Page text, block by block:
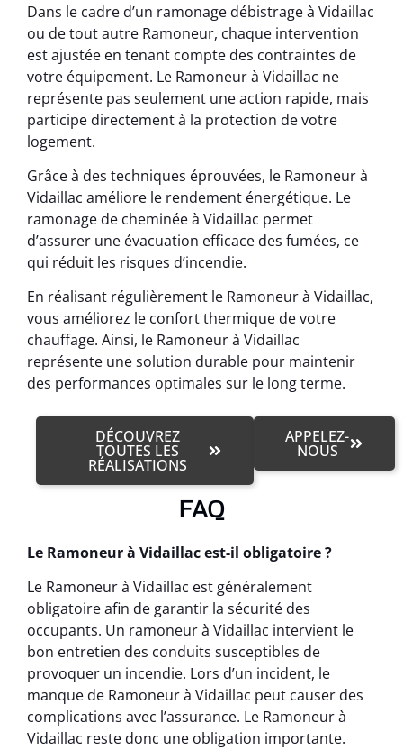
Dans le cadre d’un ramonage débistrage à Vidaillac
ou de tout autre Ramoneur, chaque intervention
est ajustée en tenant compte des contraintes de
votre équipement. Le Ramoneur à Vidaillac ne
représente pas seulement une action rapide, mais
participe directement à la protection de votre
logement.
Grâce à des techniques éprouvées, le Ramoneur à
Vidaillac améliore le rendement énergétique. Le
ramonage de cheminée à Vidaillac permet
d’assurer une évacuation efficace des fumées, ce
qui réduit les risques d’incendie.
En réalisant régulièrement le Ramoneur à Vidaillac,
vous améliorez le confort thermique de votre
chauffage. Ainsi, le Ramoneur à Vidaillac
représente une solution durable pour maintenir
des performances optimales sur le long terme.
DÉCOUVREZ
TOUTES LES
RÉALISATIONS
APPELEZ-
NOUS
FAQ
Le Ramoneur à Vidaillac est-il obligatoire ?
Le Ramoneur à Vidaillac est généralement
obligatoire afin de garantir la sécurité des
occupants. Un ramoneur à Vidaillac intervient le
bon entretien des conduits susceptibles de
provoquer un incendie. Lors d’un incident, le
manque de Ramoneur à Vidaillac peut causer des
complications avec l’assurance. Le Ramoneur à
Vidaillac reste donc une obligation importante.